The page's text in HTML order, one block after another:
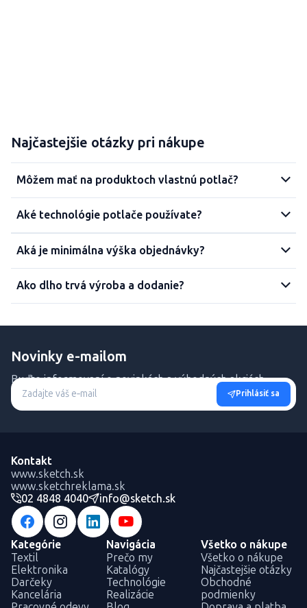
Najčastejšie otázky pri nákupe
Môžem mať na produktoch vlastnú potlač?
Aké technológie potlače používate?
Aká je minimálna výška objednávky?
Ako dlho trvá výroba a dodanie?
Novinky e-mailom
Buďte informovaní o novinkách a výhodných akciách.
Prihlásiť sa
Kontakt
www.sketch.sk
www.sketchreklama.sk
02 4848 4040
info@sketch.sk
Kategórie
Textil
Elektronika
Darčeky
Kancelária
Navigácia
Prečo my
Katalógy
Technológie
Realizácie
Všetko o nákupe
Všetko o nákupe
Najčastejšie otázky
Obchodné
podmienky